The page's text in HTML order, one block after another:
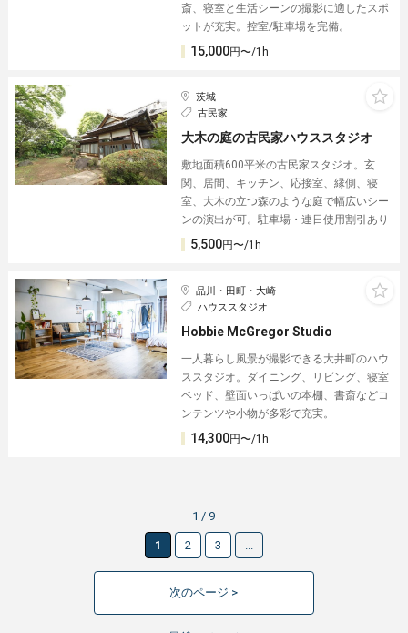
斎、寝室と生活シーンの撮影に適したスポ
ットが充実。控室/駐車場を完備。
15,000円〜/1h
茨城
古民家
大木の庭の古民家ハウススタジオ
敷地面積600平米の古民家スタジオ。玄
関、居間、キッチン、応接室、縁側、寝
室、大木の立つ森のような庭で幅広いシー
ンの演出が可。駐車場・連日使用割引あり
5,500円〜/1h
品川・田町・大崎
ハウススタジオ
Hobbie McGregor Studio
一人暮らし風景が撮影できる大井町のハウ
ススタジオ。ダイニング、リビング、寝室
ベッド、壁面いっぱいの本棚、書斎などコ
ンテンツや小物が多彩で充実。
14,300円〜/1h
1 / 9
1 2 3
次のページ >